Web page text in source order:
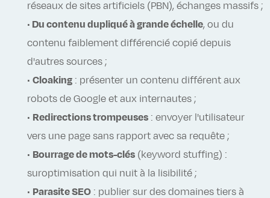
réseaux de sites artificiels (PBN), échanges massifs ;
• Du contenu dupliqué à grande échelle, ou du
contenu faiblement différencié copié depuis
d'autres sources ;
• Cloaking : présenter un contenu différent aux
robots de Google et aux internautes ;
• Redirections trompeuses : envoyer l'utilisateur
vers une page sans rapport avec sa requête ;
• Bourrage de mots-clés (keyword stuffing) :
suroptimisation qui nuit à la lisibilité ;
• Parasite SEO : publier sur des domaines tiers à